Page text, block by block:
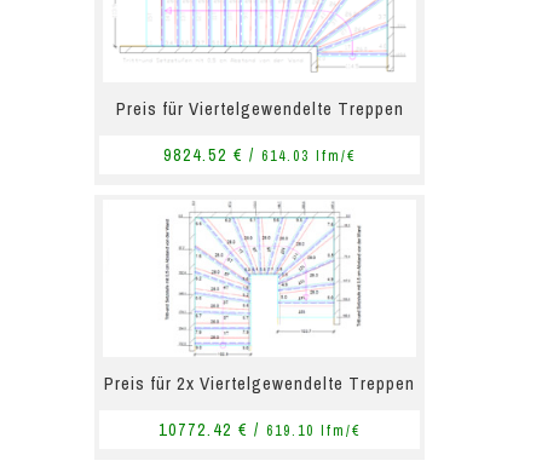
Preis für Viertelgewendelte Treppen
9824.52 € / 614.03 lfm/€
Preis für 2x Viertelgewendelte Treppen
10772.42 € / 619.10 lfm/€